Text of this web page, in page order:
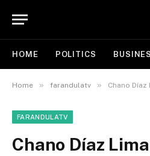
HOME POLITICS
Home » farandulatv » Chano Díaz Limaco
FARANDULATV
Chano Díaz